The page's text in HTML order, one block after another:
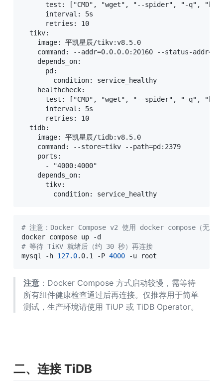
test: ["CMD", "wget", "--spider", "-q",
      interval: 5s
      retries: 10
  tikv:
    image: 平凯星辰/tikv:v8.5.0
command: --addr=0.0.0.0:20160 --status-
    depends_on:
      pd:
        condition: service_healthy
    healthcheck:
test: ["CMD", "wget", "--spider", "-q",
      interval: 5s
      retries: 10
  tidb:
    image: 平凯星辰/tidb:v8.5.0
    command: --store=tikv --path=pd:2379
    ports:
      - "4000:4000"
    depends_on:
      tikv:
        condition: service_healthy
# 注意：Docker Compose v2 使用 docker compose（无连
# 等待 TiKV 就绪后（约 30 秒）再连接
mysql -h 127.0.0.1 -P 4000 -u root
注意 ：Docker Compose 方式启动较慢，需等待
所有组件健康检查通过后再连接。仅推荐用于简单
测试，生产环境请使用 TiUP 或 TiDB Operator。
二、连接 TiDB